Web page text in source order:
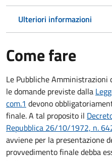
Ulteriori informazioni
Come fare
Le Pubbliche Amministrazioni
le domande previste dalla
com.1 devono
finale. A tal proposito il
Repubblica 26/10/1972, n.
avviene per la presentazione
provvedimento finale debba